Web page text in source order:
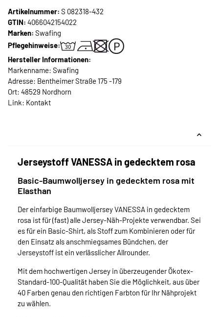
Artikelnummer: S 082318-432
GTIN: 4066042154022
Marken: Swafing
Pflegehinweise:
Hersteller Informationen:
Markenname: Swafing
Adresse: Bentheimer Straße 175 -179
Ort: 48529 Nordhorn
Link: Kontakt
Jerseystoff VANESSA in gedecktem rosa
Basic-Baumwolljersey in gedecktem rosa mit
Elasthan
Der einfarbige Baumwolljersey VANESSA in gedecktem
rosa ist für (fast) alle Jersey-Näh-Projekte verwendbar. Sei
es für ein Basic-Shirt, als Stoff zum Kombinieren oder für
den Einsatz als anschmiegsames Bündchen, der
Jerseystoff ist ein verlässlicher Allrounder.
Mit dem hochwertigen Jersey in überzeugender Ökotex-
Standard-100-Qualität haben Sie die Möglichkeit, aus über
40 Farben genau den richtigen Farbton für Ihr Nähprojekt
zu wählen.